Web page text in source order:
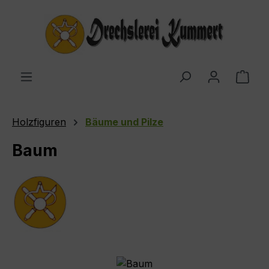
Zum Hauptinhalt springen
Holzfiguren Bäume und Pilze
Baum
Bildergalerie überspringen